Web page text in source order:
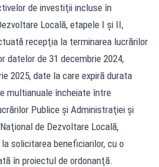
de investiţii incluse în
Locală, etapele I şi II,
recepţia la terminarea lucrărilor
datelor de 31 decembrie 2024,
2025, date la care expiră durata
multianuale încheiate între
Publice şi Administraţiei şi
de Dezvoltare Locală,
solicitarea beneficiarilor, cu o
în proiectul de ordonanţă.